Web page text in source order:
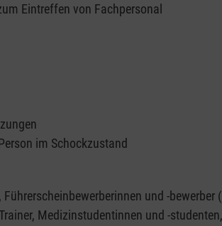
Eintreffen von Fachpersonal
im Schockzustand
und -
Medizinstudentinnen und -